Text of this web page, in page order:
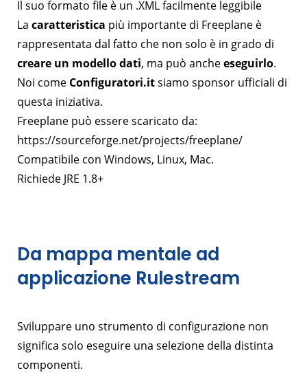
Il suo formato file è un .XML facilmente leggibile
La caratteristica più importante di Freeplane è
rappresentata dal fatto che non solo è in grado di
creare un modello dati, ma può ancheeseguirlo.
Noi come Configuratori.itsiamo sponsor ufficiali di
questa iniziativa.
Freeplane può essere scaricato da:
https://sourceforge.net/projects/freeplane/
Compatibile con Windows, Linux, Mac.
Richiede JRE 1.8+
Da mappa mentale ad
applicazione Rulestream
Sviluppare uno strumento di configurazione non
significa solo eseguire una selezione della distinta
componenti.